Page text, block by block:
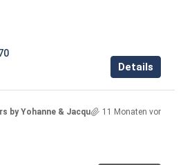
Details
by Yohanne & Jacqueline11 Monaten vor